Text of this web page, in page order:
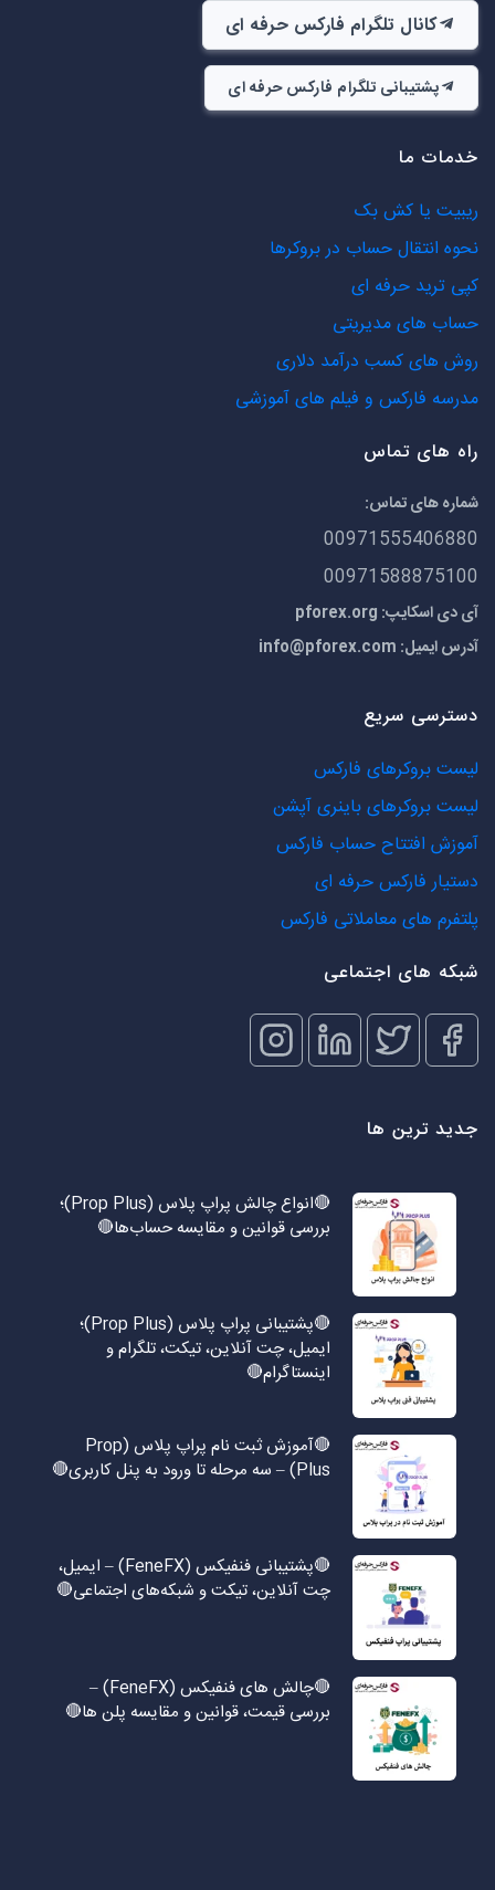
کانال تلگرام فارکس حرفه ای
پشتیبانی تلگرام فارکس حرفه ای
خدمات ما
ریبیت یا کش بک
نحوه انتقال حساب در بروکرها
کپی ترید حرفه ای
حساب های مدیریتی
روش های کسب درآمد دلاری
مدرسه فارکس و فیلم های آموزشی
راه های تماس
شماره های تماس:
00971555406880
00971588875100
آی دی اسکایپ: pforex.org
آدرس ایمیل: info@pforex.com
دسترسی سریع
لیست بروکرهای فارکس
لیست بروکرهای باینری آپشن
آموزش افتتاح حساب فارکس
دستیار فارکس حرفه ای
پلتفرم های معاملاتی فارکس
شبکه های اجتماعی
جدید ترین ها
🔴انواع چالش پراپ پلاس (Prop Plus)؛
بررسی قوانین و مقایسه حساب‌ها🔴
🔴پشتیبانی پراپ پلاس (Prop Plus)؛
ایمیل، چت آنلاین، تیکت، تلگرام و
اینستاگرام🔴
🔴آموزش ثبت نام پراپ پلاس (Prop
Plus) – سه مرحله تا ورود به پنل کاربری🔴
🔴پشتیبانی فنفیکس (FeneFX) – ایمیل،
چت آنلاین، تیکت و شبکه‌های اجتماعی🔴
🔴چالش های فنفیکس (FeneFX) –
بررسی قیمت، قوانین و مقایسه پلن ها🔴